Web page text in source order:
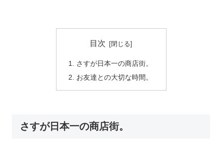
目次
さすが日本一の商店街。
お友達との大切な時間。
さすが日本一の商店街。